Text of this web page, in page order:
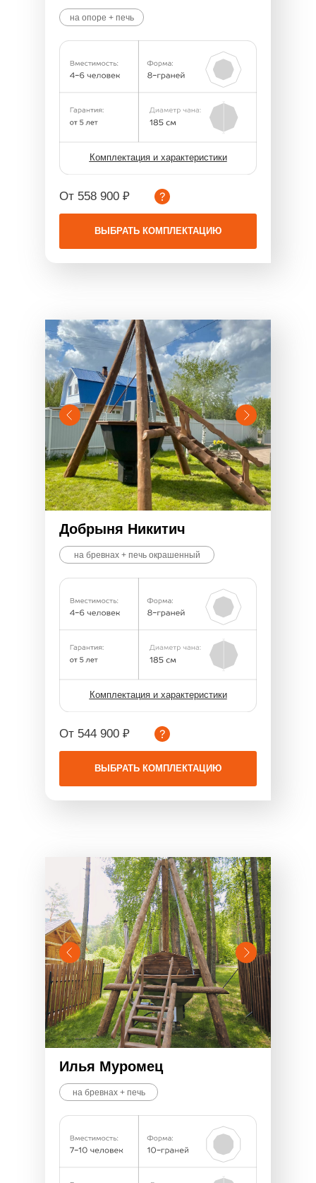
на опоре + печь
От 558 900 ₽
ВЫБРАТЬ КОМПЛЕКТАЦИЮ
Комплектация и характеристики
на бревнах + печь окрашенный
Добрыня Никитич
От 544 900 ₽
ВЫБРАТЬ КОМПЛЕКТАЦИЮ
Комплектация и характеристики
Илья Муромец
на бревнах + печь